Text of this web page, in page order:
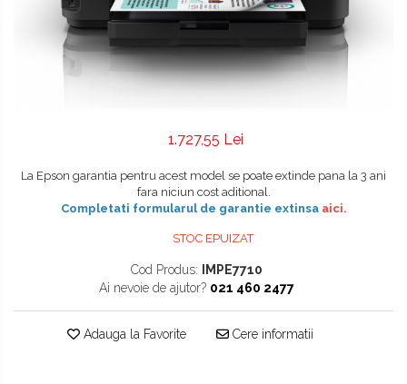
1.727,55 Lei
La Epson garantia pentru acest model se poate extinde pana la 3 ani
fara niciun cost aditional.
Completati formularul de garantie extinsa aici.
STOC EPUIZAT
Cod Produs:
IMPE7710
Ai nevoie de ajutor? 021 460 2477
Adauga la Favorite Cere informatii